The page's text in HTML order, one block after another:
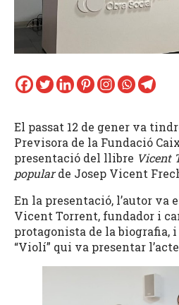
El passat 12 de gener va
Previsora de la Fundació
presentació del llibre Vicent
popularde Josep Vicent
En la presentació, l’autor va
Vicent Torrent, fundador i
protagonista de la biografia,
“Violí” qui va presentar